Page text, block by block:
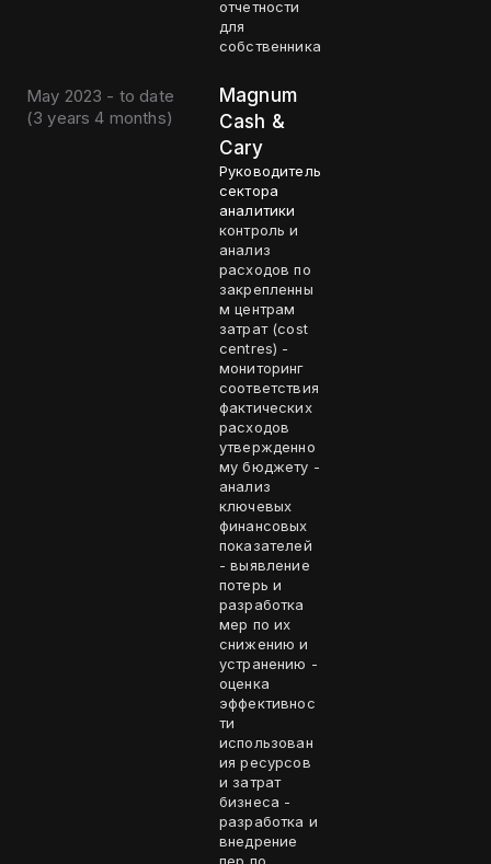
отчетности
для
собственника
May 2023 - to date
(3 years 4 months)
Magnum
Cash &
Cary
Руководитель
сектора
аналитики
контроль и
анализ
расходов по
закрепленны
м центрам
затрат (cost
centres) -
мониторинг
соответствия
фактических
расходов
утвержденно
му бюджету -
анализ
ключевых
финансовых
показателей
- выявление
потерь и
разработка
мер по их
снижению и
устранению -
оценка
эффективнос
ти
использован
ия ресурсов
и затрат
бизнеса -
разработка и
внедрение